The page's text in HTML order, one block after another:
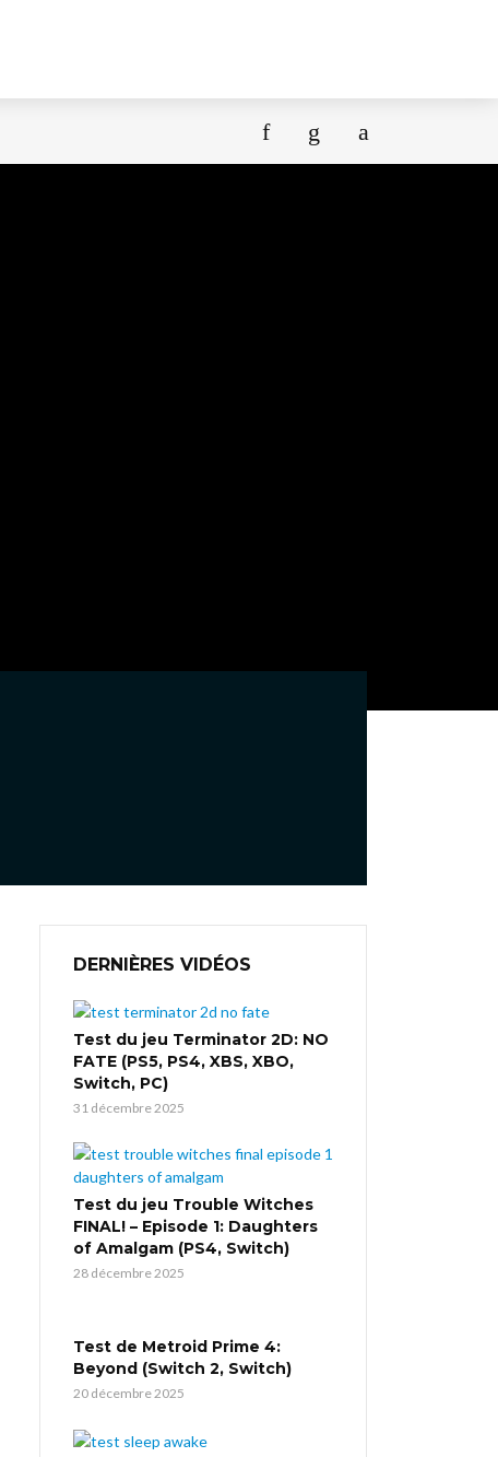
DERNIÈRES VIDÉOS
Test du jeu Terminator 2D: NO
FATE (PS5, PS4, XBS, XBO,
Switch, PC)
31 décembre 2025
Test du jeu Trouble Witches
FINAL! – Episode 1: Daughters
of Amalgam (PS4, Switch)
28 décembre 2025
Test de Metroid Prime 4:
Beyond (Switch 2, Switch)
20 décembre 2025